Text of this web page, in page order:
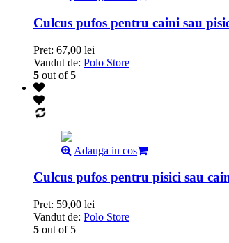
Culcus pufos pentru caini sau
Pret: 67,00 lei
Vandut de: Polo Store
5 out of 5
Adauga in cos
Culcus pufos pentru pisici sau
Pret: 59,00 lei
Vandut de: Polo Store
5 out of 5